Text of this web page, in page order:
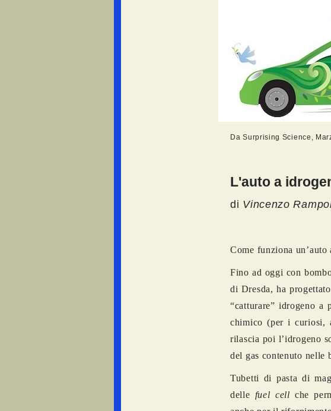
Da Surprising Science,
L'auto a
di Vincenzo
Come funziona
Fino ad oggi con
di Dresda, ha
“catturare” idrogeno a
chimico (per i curiosi,
rilascia poi l’idrogeno
del gas contenuto nelle
Tubetti di pasta di
delle fuel cell che